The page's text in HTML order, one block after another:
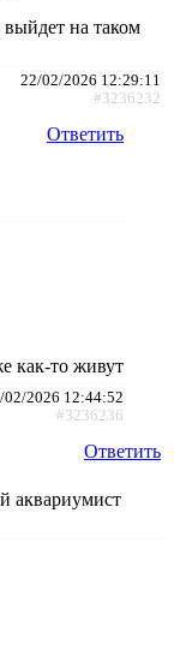
на таком
22/02/2026 12:29:11
#3236232
Ответить
как-то живут
02/2026 12:44:52
#3236236
Ответить
аквариумист